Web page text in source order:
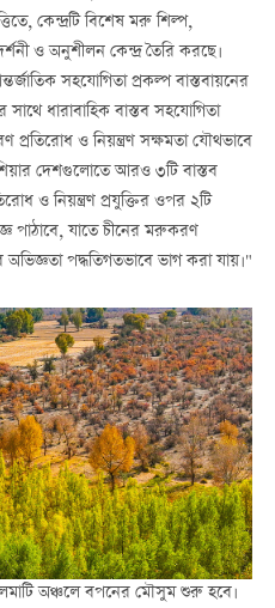
কেন্দ্রটি বিশেষ মরু শিল্প,
ও অনুশীলন কেন্দ্র তৈরি করছে।
সহযোগিতা প্রকল্প বাস্তবায়নের
ধারাবাহিক বাস্তব সহযোগিতা
ও নিয়ন্ত্রণ সক্ষমতা যৌথভাবে
দেশগুলোতে আরও ৩টি বাস্তব
ও নিয়ন্ত্রণ প্রযুক্তির ওপর ২টি
পাঠাবে, যাতে চীনের মরুকরণ
অভিজ্ঞতা পদ্ধতিগতভাবে ভাগ করা যায়।"
অঞ্চলে বপনের মৌসুম শুরু হবে।